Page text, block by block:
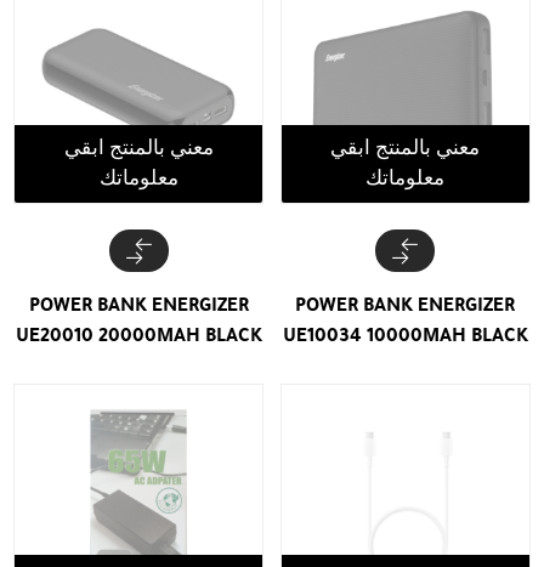
معني بالمنتج ابقي
معلوماتك
POWER BANK ENERGIZER
UE10034 10000MAH BLACK
معني بالمنتج ابقي
معلوماتك
POWER BANK ENERGIZER
UE20010 20000MAH BLACK